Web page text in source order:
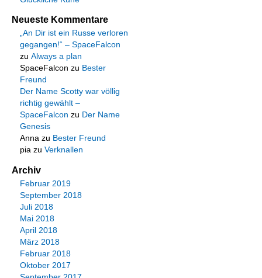
Neueste Kommentare
„An Dir ist ein Russe verloren
gegangen!“ – SpaceFalcon
zu Always a plan
SpaceFalcon zu Bester
Freund
Der Name Scotty war völlig
richtig gewählt –
SpaceFalcon zu Der Name
Genesis
Annazu Bester Freund
piazu Verknallen
Archiv
Februar 2019
September 2018
Juli 2018
Mai 2018
April 2018
März 2018
Februar 2018
Oktober 2017